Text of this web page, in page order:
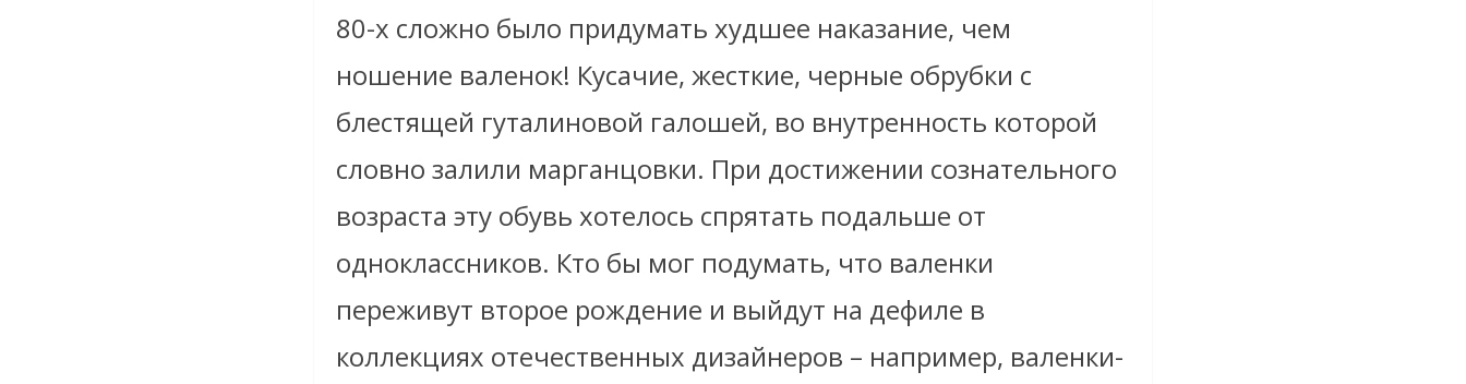
80-х сложно было придумать худшее наказание, чем
ношение валенок! Кусачие, жесткие, черные обрубки с
блестящей гуталиновой галошей, во внутренность которой
словно залили марганцовки. При достижении сознательного
возраста эту обувь хотелось спрятать подальше от
одноклассников. Кто бы мог подумать, что валенки
переживут второе рождение и выйдут на дефиле в
коллекциях отечественных дизайнеров – например, валенки-